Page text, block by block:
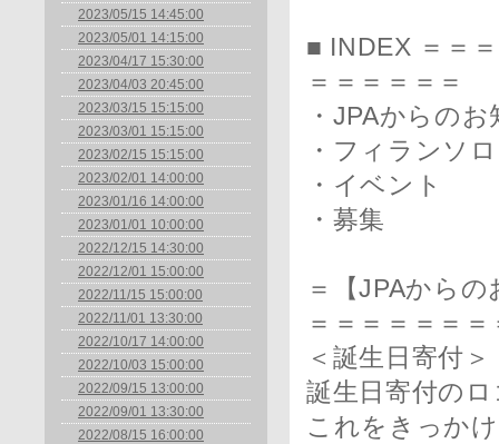
2023/05/15 14:45:00
2023/05/01 14:15:00
2023/04/17 15:30:00
2023/04/03 20:45:00
2023/03/15 15:15:00
2023/03/01 15:15:00
2023/02/15 15:15:00
2023/02/01 14:00:00
2023/01/16 14:00:00
2023/01/01 10:00:00
2022/12/15 14:30:00
2022/12/01 15:00:00
2022/11/15 15:00:00
2022/11/01 13:30:00
2022/10/17 14:00:00
2022/10/03 15:00:00
2022/09/15 13:00:00
2022/09/01 13:30:00
2022/08/15 16:00:00
■ INDEX ＝＝
＝＝＝＝＝＝
・JPAからの
・フィランソ
・イベント
・募集
＝【JPAから
＝＝＝＝＝＝＝
＜誕生日寄付＞
誕生日寄付の
これをきっか